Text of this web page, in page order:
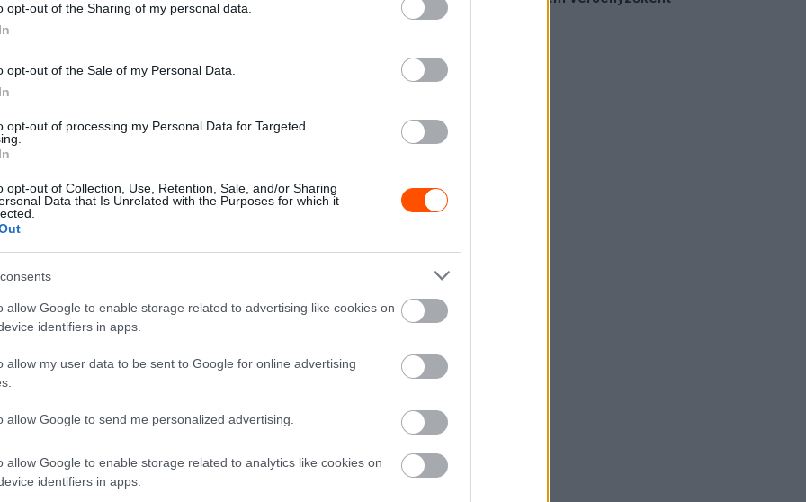
opt-out of the Sharing of my personal data.
opt-out of the Sale of my Personal Data.
opt-out of processing my Personal Data for Targeted
opt-out of Collection, Use, Retention, Sale, and/or Sharing
Data that Is Unrelated with the Purposes for which it
allow Google to enable storage related to advertising like cookies on
identifiers in apps.
allow my user data to be sent to Google for online advertising
allow Google to send me personalized advertising.
allow Google to enable storage related to analytics like cookies on
identifiers in apps.
miután a franciák erőforrása rendre
ráadásul tőlük nem kaphattak gyári támogatást.
náluk hogyan működik a japánok erőforrása,
testvércsapat már 2018-ban Hondára váltott. Arra
idők egyik legnagyobb lebőgését produkálta a
az élen sokan furcsán néztek a bikások, illetve a
a csapatfőnök
kritikájának
gyári csapata lettünk, és szerintem ezen az
hogy teljesen őrültek vagyunk, hogy együtt
várjatok, körülbelül öt év múlva beszélünk
egyértelművé vált, hogy helyes volt a döntés.”
Nagydíjon olyan eredményt értek el, amelyet a
három idényben. Pierre Gasly a negyedik